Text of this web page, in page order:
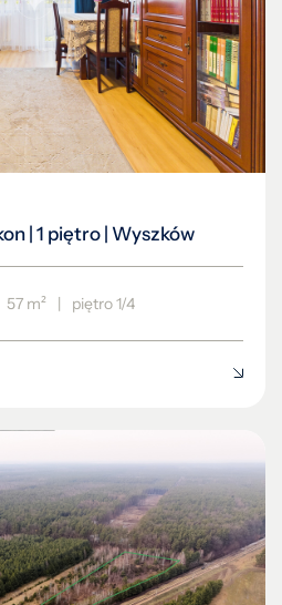
| 1 piętro | Wyszków
57 m² piętro 1/4